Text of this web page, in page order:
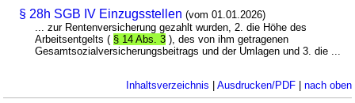
§ 28h SGB IV Einzugsstellen (vom 01.01.2026)
... zur Rentenversicherung gezahlt wurden, 2. die Höhe des
Arbeitsentgelts ( § 14 Abs. 3 ), des von ihm getragenen
Gesamtsozialversicherungsbeitrags und der Umlagen und 3. die ...
Inhaltsverzeichnis | Ausdrucken/PDF| nach oben